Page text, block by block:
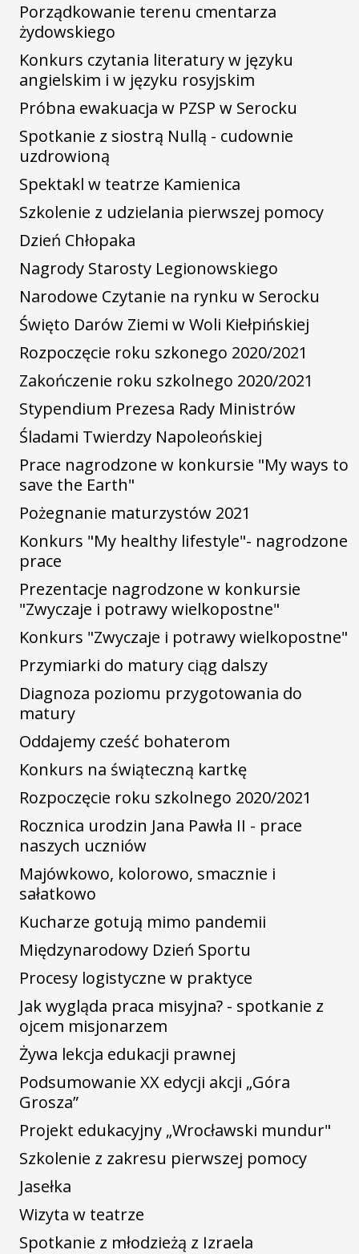
Porządkowanie terenu cmentarza
żydowskiego
Konkurs czytania literatury w języku
angielskim i w języku rosyjskim
Próbna ewakuacja w PZSP w Serocku
Spotkanie z siostrą Nullą - cudownie
uzdrowioną
Spektakl w teatrze Kamienica
Szkolenie z udzielania pierwszej pomocy
Dzień Chłopaka
Nagrody Starosty Legionowskiego
Narodowe Czytanie na rynku w Serocku
Święto Darów Ziemi w Woli Kiełpińskiej
Rozpoczęcie roku szkonego 2020/2021
Zakończenie roku szkolnego 2020/2021
Stypendium Prezesa Rady Ministrów
Śladami Twierdzy Napoleońskiej
Prace nagrodzone w konkursie "My ways to
save the Earth"
Pożegnanie maturzystów 2021
Konkurs "My healthy lifestyle"- nagrodzone
prace
Prezentacje nagrodzone w konkursie
"Zwyczaje i potrawy wielkopostne"
Konkurs "Zwyczaje i potrawy wielkopostne"
Przymiarki do matury ciąg dalszy
Diagnoza poziomu przygotowania do
matury
Oddajemy cześć bohaterom
Konkurs na świąteczną kartkę
Rozpoczęcie roku szkolnego 2020/2021
Rocznica urodzin Jana Pawła II - prace
naszych uczniów
Majówkowo, kolorowo, smacznie i
sałatkowo
Kucharze gotują mimo pandemii
Międzynarodowy Dzień Sportu
Procesy logistyczne w praktyce
Jak wygląda praca misyjna? - spotkanie z
ojcem misjonarzem
Żywa lekcja edukacji prawnej
Podsumowanie XX edycji akcji „Góra
Grosza”
Projekt edukacyjny „Wrocławski mundur"
Szkolenie z zakresu pierwszej pomocy
Jasełka
Wizyta w teatrze
Spotkanie z młodzieżą z Izraela